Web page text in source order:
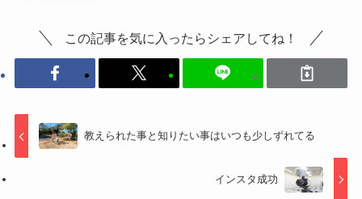
この記事を気に入ったらシェアしてね！
教えられた事と知りたい事はいつも少しずれてる
インスタ成功